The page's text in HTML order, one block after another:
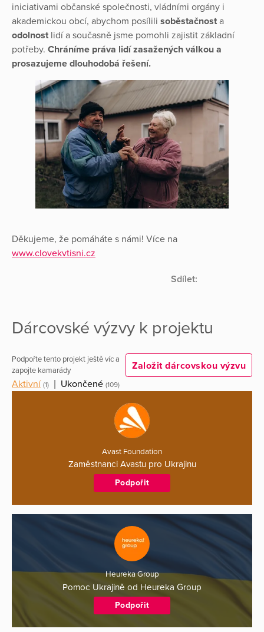
iniciativami občanské společnosti, vládními orgány i
akademickou obcí, abychom posílili soběstačnost a
odolnost lidí a současně jsme pomohli zajistit základní
potřeby. Chráníme práva lidí zasažených válkou a
prosazujeme dlouhodobá řešení.
Děkujeme, že pomáháte s námi! Více na
www.clovekvtisni.cz
Sdílet:
Dárcovské výzvy k projektu
Podpořte tento projekt ještě víc a
zapojte kamarády
Založit dárcovskou výzvu
Aktivní (1) Ukončené (109)
Avast Foundation
Zaměstnanci Avastu pro Ukrajinu
Podpořit
Heureka Group
Pomoc Ukrajině od Heureka Group
Podpořit